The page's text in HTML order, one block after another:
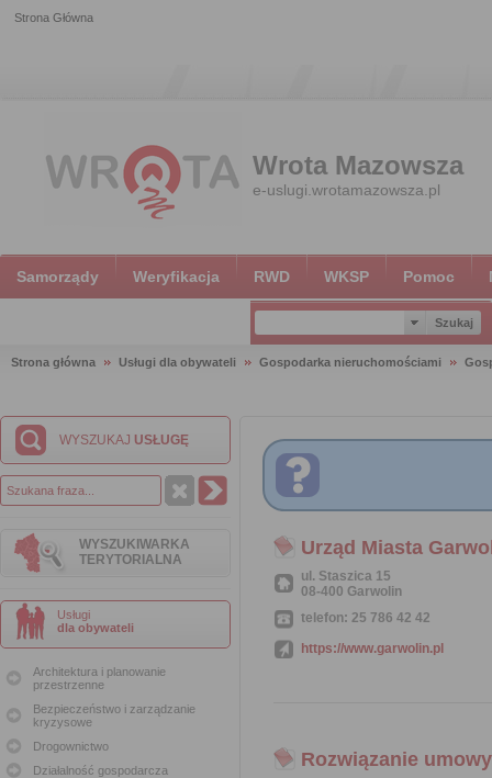
Strona Główna
Wrota Mazowsza
e-uslugi.wrotamazowsza.pl
Samorządy Weryfikacja RWD WKSP Pomoc
Strona główna Usługi dla obywateli Gospodarka nieruchomościami
WYSZUKAJ USŁUGĘ
WYSZUKIWARKA
TERYTORIALNA
Usługi
dla obywateli
Architektura i planowanie
przestrzenne
Bezpieczeństwo i zarządzanie
kryzysowe
Drogownictwo
Działalność gospodarcza
Urząd Miasta
ul. Staszica 15
08-400 Garwolin
telefon: 25 786 42 42
https://www.garwolin.pl
Rozwiązanie